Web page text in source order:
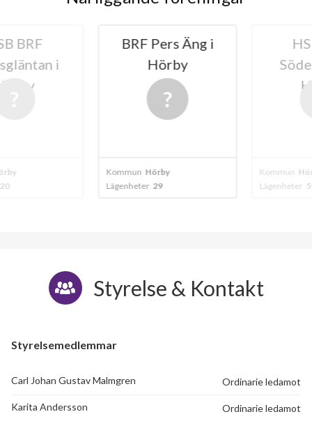
BRF
i
BRF Pers Äng i
Hörby
Kommun Hörby
Lägenheter 29
Kommun Hörby
Lägenheter 59
Styrelse & Kontakt
Styrelsemedlemmar
Carl Johan Gustav Malmgren Ordinarie ledamot
Karita Andersson Ordinarie ledamot